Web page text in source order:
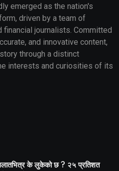
emerged as the nation's
driven by a team of
journalists. Committed
and innovative content,
through a distinct
interests and curiosities of its
के लुकेको छ ? २५ प्रतिशत